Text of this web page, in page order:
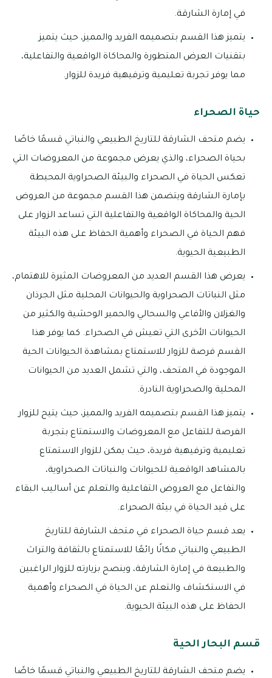
في إمارة الشارقة.
يتميز هذا القسم بتصميمه الفريد والمميز، حيث يتميز
بتقنيات العرض المتطورة والمحاكاة الواقعية والتفاعلية،
مما يوفر تجربة تعليمية وترفيهية فريدة للزوار.
حياة الصحراء
يضم متحف الشارقة للتاريخ الطبيعي والنباتي قسمًا خاصًا
بحياة الصحراء، والذي يعرض مجموعة من المعروضات التي
تعكس الحياة في الصحراء والبيئة الصحراوية المحيطة
بإمارة الشارقة ويتضمن هذا القسم مجموعة من العروض
الحية والمحاكاة الواقعية والتفاعلية التي تساعد الزوار على
فهم الحياة في الصحراء وأهمية الحفاظ على هذه البيئة
الطبيعية الحيوية.
يعرض هذا القسم العديد من المعروضات المثيرة للاهتمام،
مثل النباتات الصحراوية والحيوانات المحلية مثل الجرذان
والغزلان والأفاعي والسحالي والحمير الوحشية والكثير من
الحيوانات الأخرى التي تعيش في الصحراء. كما يوفر هذا
القسم فرصة للزوار للاستمتاع بمشاهدة الحيوانات الحية
الموجودة في المتحف، والتي تشمل العديد من الحيوانات
المحلية والصحراوية النادرة.
يتميز هذا القسم بتصميمه الفريد والمميز، حيث يتيح للزوار
الفرصة للتفاعل مع المعروضات والاستمتاع بتجربة
تعليمية وترفيهية فريدة، حيث يمكن للزوار الاستمتاع
بالمشاهد الواقعية للحيوانات والنباتات الصحراوية،
والتفاعل مع العروض التفاعلية والتعلم عن أساليب البقاء
على قيد الحياة في بيئة الصحراء.
يعد قسم حياة الصحراء في متحف الشارقة للتاريخ
الطبيعي والنباتي مكانًا رائعًا للاستمتاع بالثقافة والتراث
والطبيعة في إمارة الشارقة، وينصح بزيارته للزوار الراغبين
في الاستكشاف والتعلم عن الحياة في الصحراء وأهمية
الحفاظ على هذه البيئة الحيوية.
قسم البحار الحية
يضم متحف الشارقة للتاريخ الطبيعي والنباتي قسمًا خاصًا